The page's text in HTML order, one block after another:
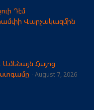
Դէմ
Վարչակազմին
Հայոց
August 7, 2026